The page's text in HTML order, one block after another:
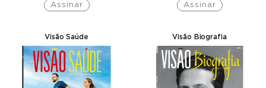
Assinar Assinar
Visão Saúde Visão Biografia